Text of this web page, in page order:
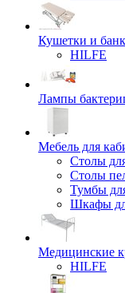
Кушетки и
HILFE
Лампы
Мебель для
Столы
Столы
Тумбы
Шкафы
Медицинские
HILFE